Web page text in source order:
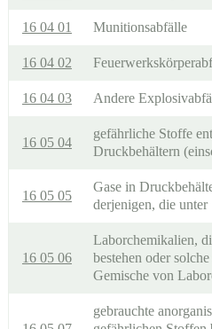
16 04 01 Munitionsabfälle
16 04 02
16 04 03 Andere
16 05 04
gefährliche Stoffe
Druckbehältern
16 05 05
Gase in
derjenigen, die
16 05 06
Laborchemikalien,
bestehen oder
Gemische von
gebrauchte